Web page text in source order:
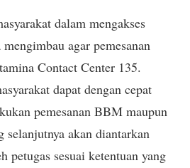
dalam mengakses
agar pemesanan
Contact Center 135.
dapat dengan cepat
pemesanan BBM maupun
selanjutnya akan diantarkan
petugas sesuai ketentuan yang